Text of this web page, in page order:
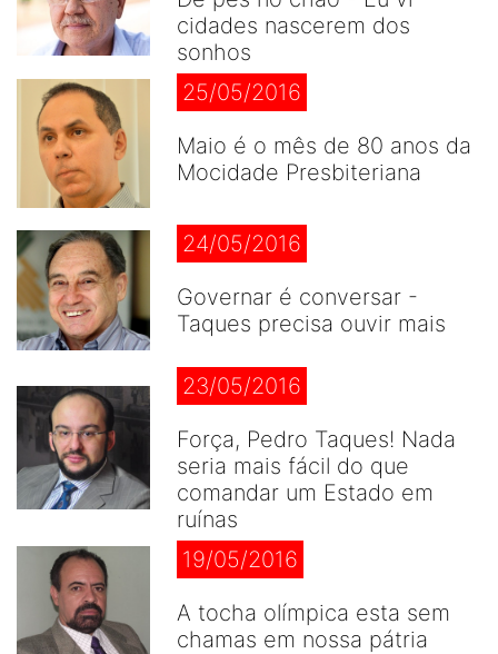
cidades nascerem dos
sonhos
25/05/2016
Maio é o mês de 80 anos da
Mocidade Presbiteriana
24/05/2016
Governar é conversar -
Taques precisa ouvir mais
23/05/2016
Força, Pedro Taques! Nada
seria mais fácil do que
comandar um Estado em
ruínas
19/05/2016
A tocha olímpica esta sem
chamas em nossa pátria